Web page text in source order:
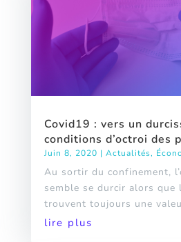
Covid19 : vers un
conditions d’octroi des
Juin 8, 2020 | Actualités,
Au sortir du confinement,
semble se durcir alors que
trouvent toujours une
lire plus